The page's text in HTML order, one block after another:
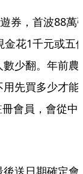
券，首波88萬
金花1千元或五
少翻。年前農
先買多少才能
會員，會從中
送日期確定會